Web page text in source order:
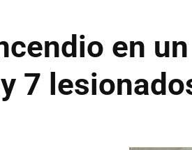
en
7